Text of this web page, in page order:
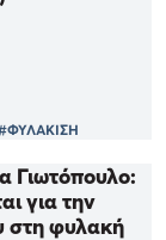
Γιωτόπουλο:
για την
στη φυλακή